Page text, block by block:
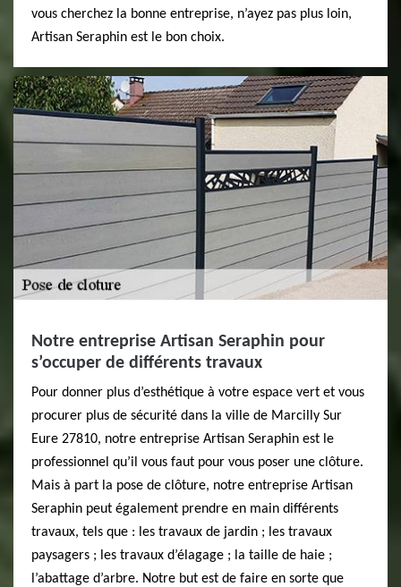
vous cherchez la bonne entreprise, n’ayez pas plus loin,
Artisan Seraphin est le bon choix.
Notre entreprise Artisan Seraphin pour
s’occuper de différents travaux
Pour donner plus d’esthétique à votre espace vert et vous
procurer plus de sécurité dans la ville de Marcilly Sur
Eure 27810, notre entreprise Artisan Seraphin est le
professionnel qu’il vous faut pour vous poser une clôture.
Mais à part la pose de clôture, notre entreprise Artisan
Seraphin peut également prendre en main différents
travaux, tels que : les travaux de jardin ; les travaux
paysagers ; les travaux d’élagage ; la taille de haie ;
l’abattage d’arbre. Notre but est de faire en sorte que